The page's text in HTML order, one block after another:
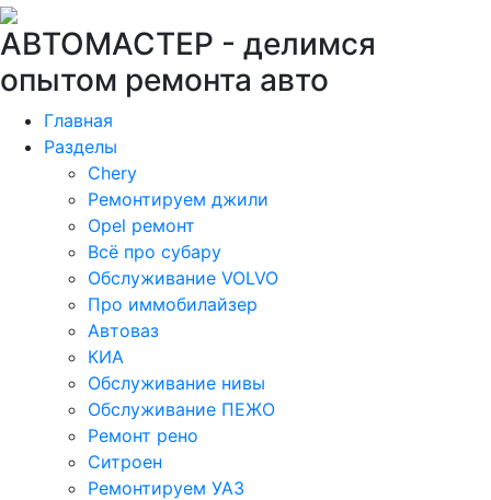
АВТОМАСТЕР - делимся
опытом ремонта авто
Главная
Разделы
Chery
Ремонтируем джили
Opel ремонт
Всё про субару
Обслуживание VOLVO
Про иммобилайзер
Автоваз
КИА
Обслуживание нивы
Обслуживание ПЕЖО
Ремонт рено
Ситроен
Ремонтируем УАЗ